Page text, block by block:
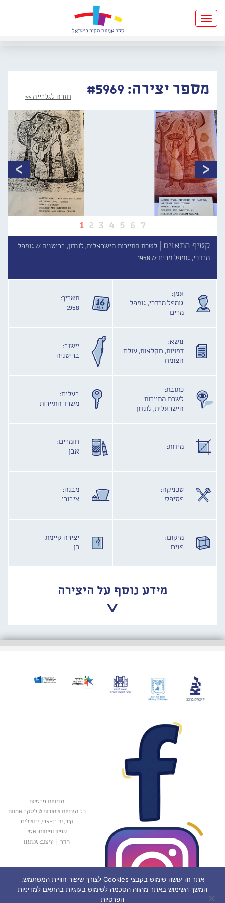
Toggle
navigation
מספר יצירה: #5969 חזרה לגלרייה >>
1 2 3 4 5 6 7
קטיף התאנים | לשכת התיירות הישראלית, לונדון, בריטניה // גומפל
מרדכי, גומפל מרים // 1958
אמן:
גומפל מרדכי, גומפל
מרים
תאריך:
1958
נושא:
דמויות, חקלאות, עולם
הצומח
יישוב:
בריטניה
כתובת:
לשכת התיירות
הישראלית, לונדון
בעלים:
משרד התיירות
מידות:
חומרים:
אבן
טכניקה:
פסיפס
מבנה:
ציבורי
מיקום:
פנים
יצירה קיימת
כן
מידע נוסף על היצירה
מדיניות פרטיות
כל הזכויות שמורות © לסקר אמנות
קיר, יד בן-צבי, ירושלים
אפיון ופיתוח: אטי
הדר
עיצוב: IRITA
אתר זה עושה שימוש בקבצי Cookies לצורך שיפור חוויית המשתמש.
המשך השימוש באתר מהווה הסכמה לשימוש בעוגיות בהתאם למדיניות
הפרטיות